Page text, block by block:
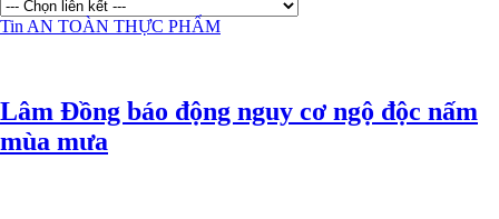
Tin AN TOÀN THỰC PHẨM
Lâm Đồng báo động nguy cơ ngộ độc nấm
mùa mưa